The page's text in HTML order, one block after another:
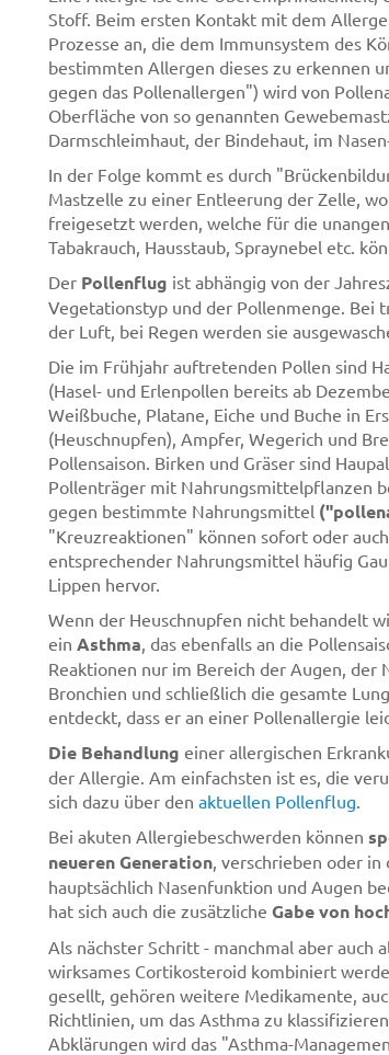
Stoff. Beim ersten Kontakt mit dem
Prozesse an, die dem Immunsystem des
bestimmten Allergen dieses zu erkennen
gegen das Pollenallergen") wird von
Oberfläche von so genannten
Darmschleimhaut, der Bindehaut, im
In der Folge kommt es durch
Mastzelle zu einer Entleerung der Zelle,
freigesetzt werden, welche für die
Tabakrauch, Hausstaub, Spraynebel etc.
Der Pollenflug ist abhängig von der
Vegetationstyp und der Pollenmenge. Bei
der Luft, bei Regen werden sie
Die im Frühjahr auftretenden Pollen sind
(Hasel- und Erlenpollen bereits ab
Weißbuche, Platane, Eiche und Buche in
(Heuschnupfen), Ampfer, Wegerich und
Pollensaison. Birken und Gräser sind
Pollenträger mit Nahrungsmittelpflanzen
gegen bestimmte Nahrungsmittel
"Kreuzreaktionen" können sofort oder
entsprechender Nahrungsmittel häufig
Lippen hervor.
Wenn der Heuschnupfen nicht behandelt
ein Asthma, das ebenfalls an die
Reaktionen nur im Bereich der Augen,
Bronchien und schließlich die gesamte
entdeckt, dass er an einer Pollenallergie
Die Behandlung einer allergischen
der Allergie. Am einfachsten ist es, die
sich dazu über den aktuellen Pollenflug.
Bei akuten Allergiebeschwerden können
neueren Generation, verschrieben oder
hauptsächlich Nasenfunktion und Augen
hat sich auch die zusätzliche Gabe von
Als nächster Schritt - manchmal aber auch
wirksames Cortikosteroid kombiniert
gesellt, gehören weitere Medikamente,
Richtlinien, um das Asthma zu
Abklärungen wird das "Asthma-